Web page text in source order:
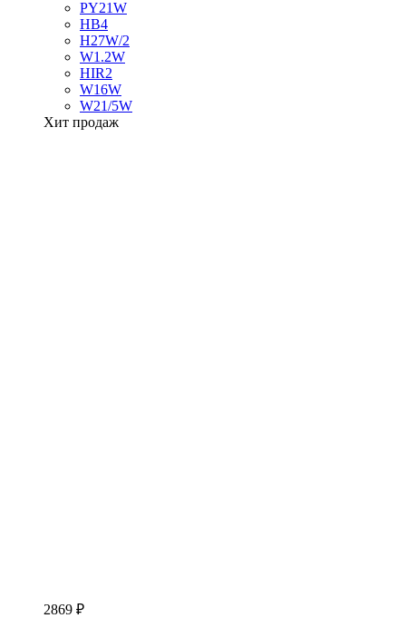
PY21W
HB4
H27W/2
W1.2W
HIR2
W16W
W21/5W
Хит продаж
2869 ₽